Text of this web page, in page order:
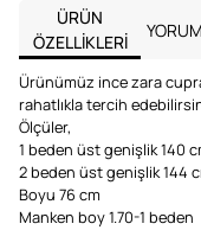
ÜRÜN
ÖZELLIKLERI
Ürünümüz ince zara
rahatlıkla tercih
Ölçüler,
1 beden üst genişlik 140
2 beden üst genişlik 144
Boyu 76 cm
Manken boy 1.70-1 beden